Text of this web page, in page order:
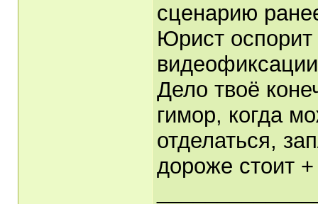
сценарию
Юрист
Дело твоë
гимор, когда
отделаться,
дороже стоит